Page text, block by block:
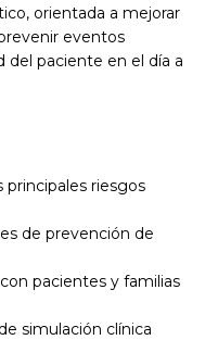
orientada a mejorar
eventos
del paciente en el día a
riesgos
de prevención de
pacientes y familias
simulación clínica